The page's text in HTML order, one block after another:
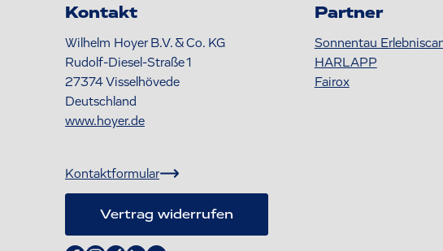
Kontakt
Wilhelm Hoyer B.V. & Co. KG
Rudolf-Diesel-Straße 1
27374Visselhövede
Deutschland
www.hoyer.de
Kontaktformular
Vertrag widerrufen
Partner
Sonnentau
HARLAPP
Fairox